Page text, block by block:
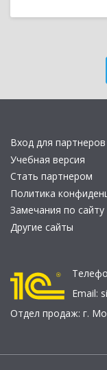
Вход для
Учебная версия
Стать партнером
Политика
Замечания по сайту
Другие сайты
Email:
Отдел продаж: г.